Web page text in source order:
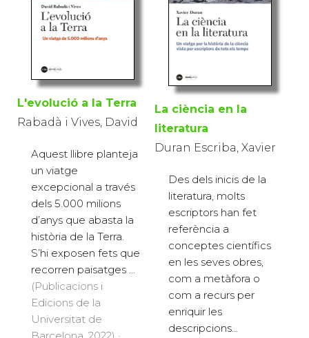
L'evolució a la Terra
Rabadà i Vives, David
Aquest llibre planteja
un viatge
excepcional a través
dels 5.000 milions
d’anys que abasta la
història de la Terra.
S’hi exposen fets que
recorren paisatges ...
(Publicacions i
Edicions de la
Universitat de
La ciència en la
literatura
Duran Escriba, Xavier
Des dels inicis de la
literatura, molts
escriptors han fet
referència a
conceptes científics
en les seves obres,
com a metàfora o
com a recurs per
enriquir les
descripcions...